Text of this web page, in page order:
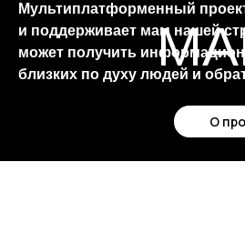
Мультиплатформенный
и поддерживает мам нашей
может получить
близких по духу людей и
О